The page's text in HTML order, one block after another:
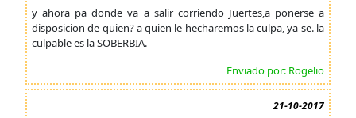
y ahora pa donde va a salir corriendo Juertes,a ponerse a
disposicion de quien? a quien le hecharemos la culpa, ya se. la
culpable es la SOBERBIA.
Enviado por: Rogelio
21-10-2017